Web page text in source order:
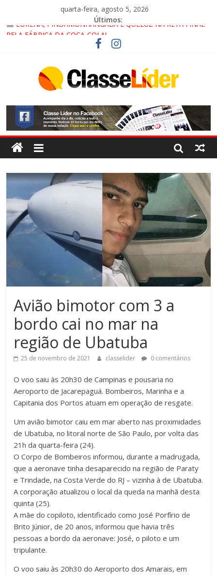
quarta-feira, agosto 5, 2026
Últimos:
LORENA, PINDAMONHANGABA E QUELUZ NA RETA FINAL
PELA FÁBRICA DA COCA-COLA!
CRUZEIRO VIRA CENÁRIO DE FILME NACIONAL COM ESTREIA
“HÁ PRESENÇA DO COMANDO VERMELHO NO VALE”, AFIRMA
PROMOTOR DO GAECO
ACESSO À APARECIDA NA DUTRA SERÁ BLOQUEADO NO FIM
DE SEMANA; MOTORISTAS DEVEM USAR ROTAS
ALTERNATIVAS
Avião bimotor com 3 a
bordo cai no mar na
região de Ubatuba
25 de novembro de 2021 classelider 0 comentários
O voo saiu às 20h30 de Campinas e pousaria no
Aeroporto de Jacarepaguá. Bombeiros, Marinha e a
Capitania dos Portos atuam em operação de resgate.
Um avião bimotor caiu em mar aberto nas proximidades
de Ubatuba, no litoral norte de São Paulo, por volta das
21h da quarta-feira (24).
O Corpo de Bombeiros informou, durante a madrugada,
que a aeronave tinha desaparecido na região de Paraty
e Trindade, na Costa Verde do RJ – vizinha à de Ubatuba.
A corporação atualizou o local da queda na manhã desta
quinta (25).
A mãe do copiloto, identificado como José Porfírio de
Brito Júnior, de 20 anos, informou que havia três
pessoas a bordo da aeronave: José, o piloto e um
tripulante.
O voo saiu às 20h30 do Aeroporto dos Amarais, em